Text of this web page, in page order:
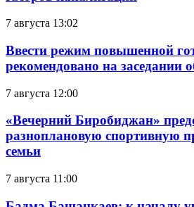
7 августа 13:02
Ввести режим повышенной
рекомендовано на заседании
7 августа 12:00
«Вечерний Биробиджан»
разноплановую спортивную
семьи
7 августа 11:00